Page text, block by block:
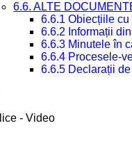
6.6. ALTE
6.6.1 Obiecțiile
6.6.2 Informații
6.6.3 Minutele în
6.6.4 Procesele-
6.6.5 Declarații
- Video